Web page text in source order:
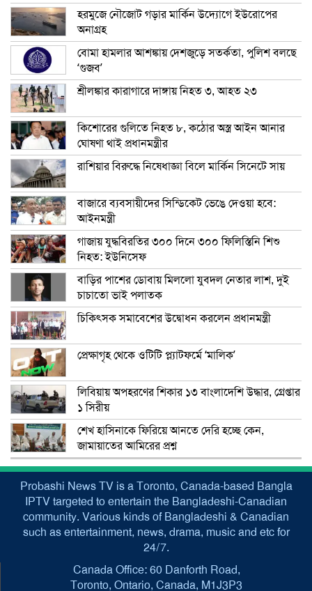
হরমুজে নৌজোট গড়ার মার্কিন উদ্যোগে ইউরোপের
অনাগ্রহ
বোমা হামলার আশঙ্কায় দেশজুড়ে সতর্কতা, পুলিশ বলছে
‘গুজব’
শ্রীলঙ্কার কারাগারে দাঙ্গায় নিহত ৩, আহত ২৩
কিশোরের গুলিতে নিহত ৮, কঠোর অস্ত্র আইন আনার
ঘোষণা থাই প্রধানমন্ত্রীর
রাশিয়ার বিরুদ্ধে নিষেধাজ্ঞা বিলে মার্কিন সিনেটে সায়
বাজারে ব্যবসায়ীদের সিন্ডিকেট ভেঙে দেওয়া হবে:
আইনমন্ত্রী
গাজায় যুদ্ধবিরতির ৩০০ দিনে ৩০০ ফিলিস্তিনি শিশু
নিহত: ইউনিসেফ
বাড়ির পাশের ডোবায় মিললো যুবদল নেতার লাশ, দুই
চাচাতো ভাই পলাতক
চিকিৎসক সমাবেশের উদ্বোধন করলেন প্রধানমন্ত্রী
প্রেক্ষাগৃহ থেকে ওটিটি প্ল্যাটফর্মে ‘মালিক’
লিবিয়ায় অপহরণের শিকার ১৩ বাংলাদেশি উদ্ধার, গ্রেপ্তার
১ সিরীয়
শেখ হাসিনাকে ফিরিয়ে আনতে দেরি হচ্ছে কেন,
জামায়াতের আমিরের প্রশ্ন
Probashi News TV is a Toronto, Canada-based Bangla
IPTV targeted to entertain the Bangladeshi-Canadian
community. Various kinds of Bangladeshi & Canadian
such as entertainment, news, drama, music and etc for
24/7.
Canada Office: 60 Danforth Road,
Toronto, Ontario, Canada, M1J3P3